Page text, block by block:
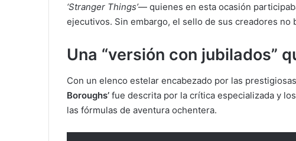
‘Stranger Things’— quienes en esta ocasión
ejecutivos. Sin embargo, el sello de sus creadores
Una “versión con jubilados”
Con un elenco estelar encabezado por las
Boroughs’ fue descrita por la crítica especializada y
las fórmulas de aventura ochentera.